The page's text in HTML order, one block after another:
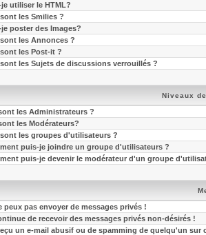
utiliser le HTML?
les Smilies ?
poster des Images?
les Annonces ?
les Post-it ?
les Sujets de discussions verrouillés ?
Niveaux
les Administrateurs ?
les Modérateurs?
les groupes d'utilisateurs ?
puis-je joindre un groupe d'utilisateurs ?
puis-je devenir le modérateur d'un groupe
peux pas envoyer de messages privés !
de recevoir des messages privés non-désirés !
un e-mail abusif ou de spamming de quelqu'un sur